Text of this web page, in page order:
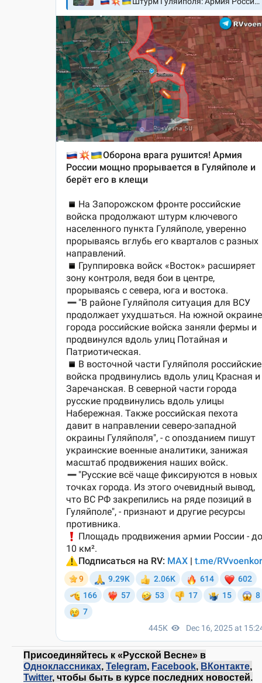
Присоединяйтесь к «Русской Весне» в
Одноклассниках, Telegram, Facebook, ВКонтакте,
Twitter, чтобы быть в курсе последних новостей.